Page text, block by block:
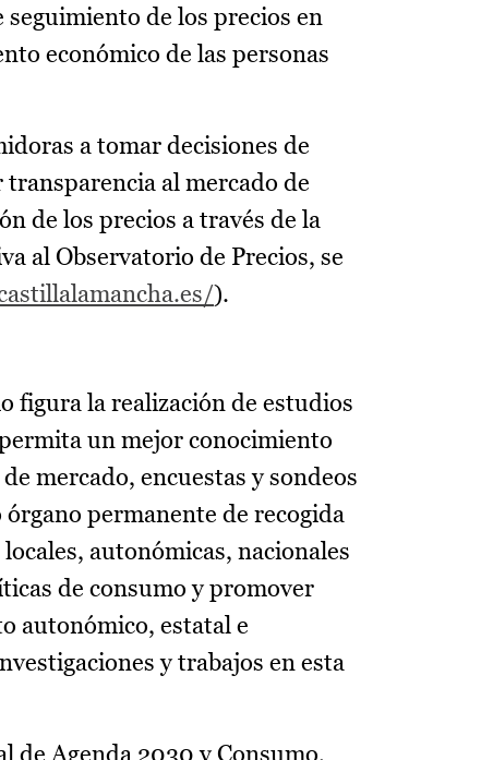
de los precios en
económico de las personas
a tomar decisiones de
al mercado de
de los precios a través de la
al Observatorio de Precios, se
).
figura la realización de estudios
un mejor conocimiento
mercado, encuestas y sondeos
permanente de recogida
autonómicas, nacionales
de consumo y promover
autonómico, estatal e
y trabajos en esta
de Agenda 2030 y Consumo,